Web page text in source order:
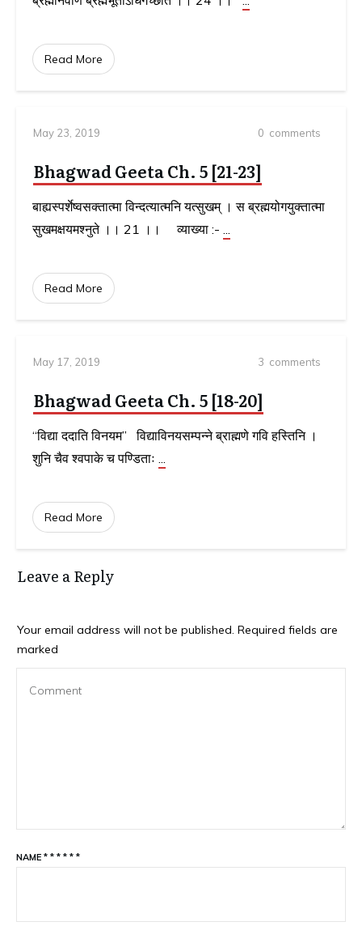
Read More
May 23, 2019 0 comments
Bhagwad Geeta Ch. 5 [21-23]
बाह्यस्पर्शेष्वसक्तात्मा विन्दत्यात्मनि यत्सुखम्‌ । स ब्रह्मयोगयुक्तात्मा
सुखमक्षयमश्नुते ।। 21 ।। व्याख्या :- ...
Read More
May 17, 2019 3 comments
Bhagwad Geeta Ch. 5 [18-20]
“विद्या ददाति विनयम” विद्याविनयसम्पन्ने ब्राह्मणे गवि हस्तिनि ।
शुनि चैव श्वपाके च पण्डिताः ...
Read More
Leave a Reply
Your email address will not be published. Required fields are
marked
NAME * * * * * *